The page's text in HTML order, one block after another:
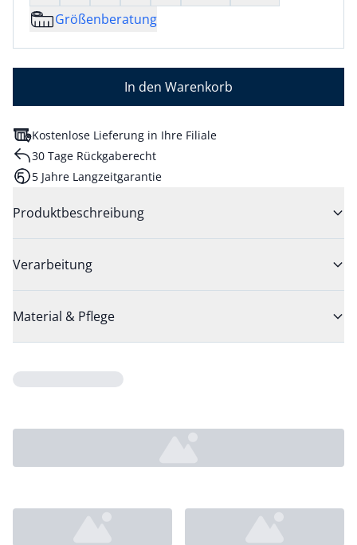
Größenberatung
In den Warenkorb
Kostenlose Lieferung in Ihre Filiale
30 Tage Rückgaberecht
5 Jahre Langzeitgarantie
Produktbeschreibung
Verarbeitung
Material & Pflege